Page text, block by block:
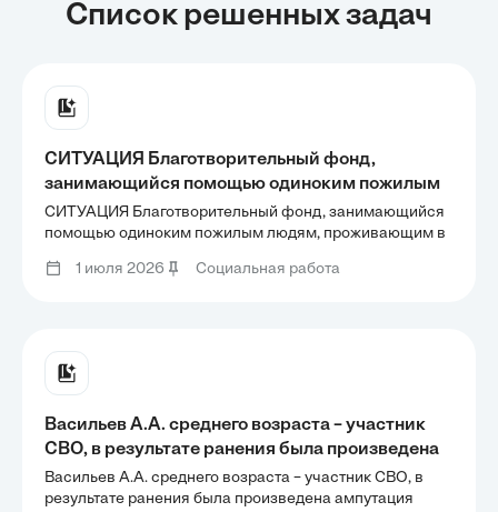
Список решенных задач
СИТУАЦИЯ Благотворительный фонд,
занимающийся помощью одиноким пожилым
людям, проживающим в домах-интернатах,
вырос из волонтерского движения. Со
временем локальная помощь волонтерских
групп конкретным домам-интернатам
СИТУАЦИЯ Благотворительный фонд, занимающийся
помощью одиноким пожилым людям, проживающим в
Со временем локальная помощь волонтерских групп
1 июля 2026 Социальная работа
Васильев А.А. среднего возраста – участник
СВО, в результате ранения была произведена
ампутация стопы правой ноги, признан
инвалидом III группы. Пройдя курс
Васильев А.А. среднего возраста – участник СВО, в
результате ранения была произведена ампутация